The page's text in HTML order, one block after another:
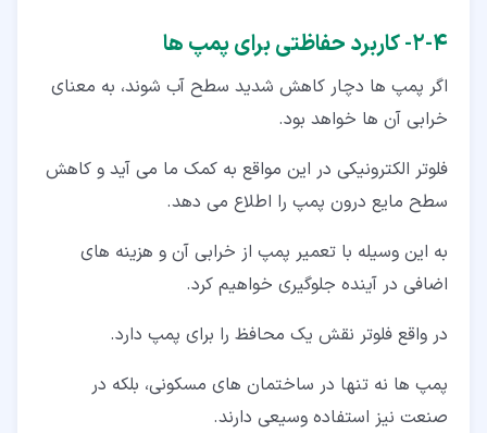
۴‏-‏۲‏- کاربرد حفاظتی برای پمپ ها
اگر پمپ ها دچار کاهش شدید سطح آب شوند، به معنای
خرابی آن ها خواهد بود.
فلوتر الکترونیکی در این مواقع به کمک ما می آید و کاهش
سطح مایع درون پمپ را اطلاع می دهد.
به این وسیله با تعمیر پمپ از خرابی آن و هزینه های
اضافی در آینده جلوگیری خواهیم کرد.
در واقع فلوتر نقش یک محافظ را برای پمپ دارد.
پمپ ها نه تنها در ساختمان های مسکونی، بلکه در
صنعت نیز استفاده وسیعی دارند.